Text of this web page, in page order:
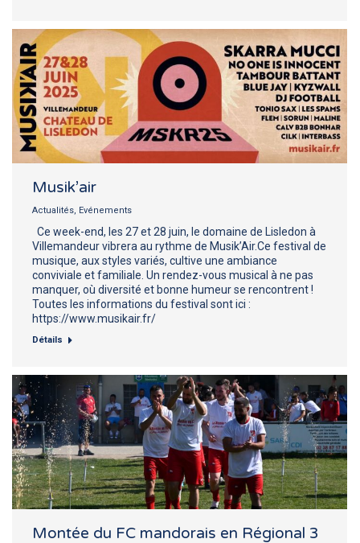
Musik’air
Actualités, Evénements
Ce week-end, les 27 et 28 juin, le domaine de Lisledon à
Villemandeur vibrera au rythme de Musik’Air.Ce festival de
musique, aux styles variés, cultive une ambiance
conviviale et familiale. Un rendez-vous musical à ne pas
manquer, où diversité et bonne humeur se rencontrent !
Toutes les informations du festival sont ici :
https://www.musikair.fr/
Détails
Montée du FC mandorais en Régional 3